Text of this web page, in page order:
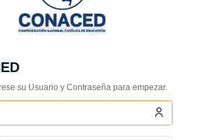
su Usuario y Contraseña para empezar.